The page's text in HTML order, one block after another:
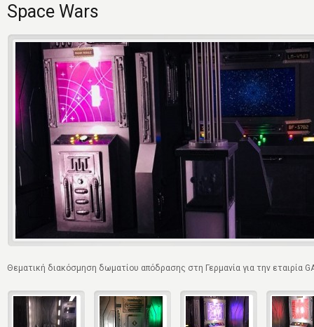
Space Wars
Θεματική διακόσμηση δωματίου απόδρασης στη Γερμανία για την εταιρία